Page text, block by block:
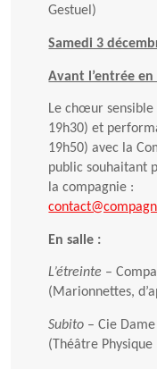
Gestuel)
Samedi 3
Avant l’entrée en
Le chœur
19h30) et
19h50) avec la
public souhaitant
la compagnie :
En salle :
L’étreinte –
(Marionnettes,
Subito – Cie
(Théâtre Physique